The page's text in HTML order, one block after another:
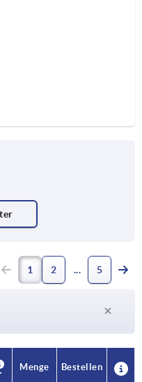
1 2 5
Menge Bestellen